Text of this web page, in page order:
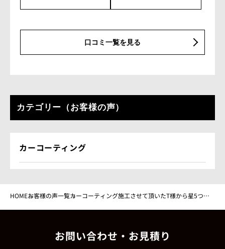
の度はありがどうござい
動の一言。塗装が独特の
き、しゃかりきさんに頼
んで間違いなかった!と
しくお願いします。
車はグロスアーマー、妻
が超越 METAとバージョ
ンアップ この2年で3台
いがでると思いますが、
現状に満足することな
れからも色々とお世話に
口コミ一覧を見る
カテゴリー（お客様の声）
カーコーティング
HOMEお客様の声一覧カーコーティング施工させて頂いたT様から星5つの
お問い合わせ・お見積り